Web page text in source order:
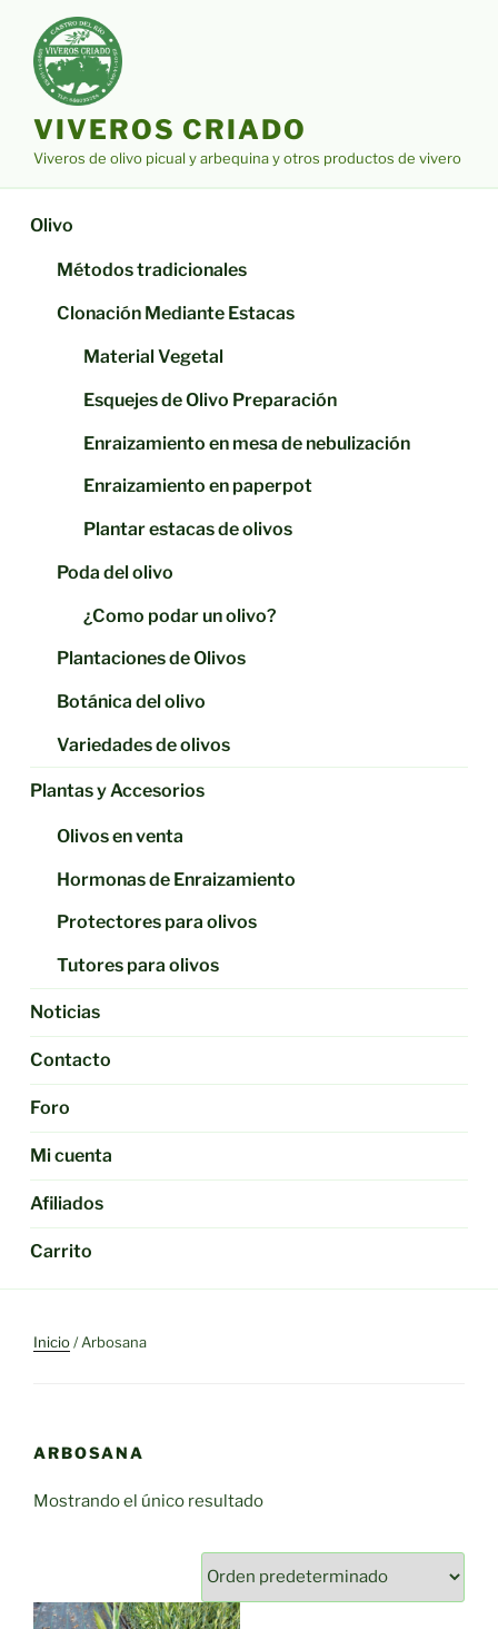
contenido
VIVEROS CRIADO
Viveros de olivo picual y arbequina y otros productos de vivero
Olivo
Métodos tradicionales
Clonación Mediante Estacas
Material Vegetal
Esquejes de Olivo Preparación
Enraizamiento en mesa de nebulización
Enraizamiento en paperpot
Plantar estacas de olivos
Poda del olivo
¿Como podar un olivo?
Plantaciones de Olivos
Botánica del olivo
Variedades de olivos
Plantas y Accesorios
Olivos en venta
Hormonas de Enraizamiento
Protectores para olivos
Tutores para olivos
Noticias
Contacto
Foro
Mi cuenta
Afiliados
Carrito
Inicio/ Arbosana
ARBOSANA
Mostrando el único resultado